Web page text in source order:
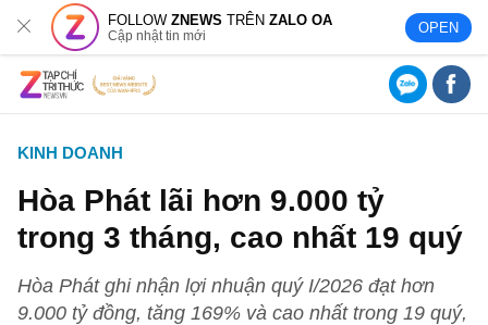
FOLLOWZNEWS TRÊNZALO OA
Cập nhật tin mới OPEN
KINH DOANH
Hòa Phát lãi hơn 9.000 tỷ
trong 3 tháng, cao nhất 19 quý
Hòa Phát ghi nhận lợi nhuận quý I/2026 đạt hơn
9.000 tỷ đồng, tăng 169% và cao nhất trong 19 quý,